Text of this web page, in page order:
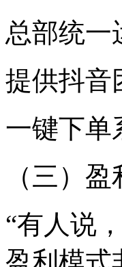
总部统一
提供抖音
一键下单
（三）
“有人说